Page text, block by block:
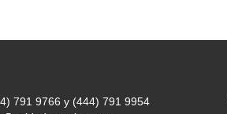
791 9766 y (444) 791 9954